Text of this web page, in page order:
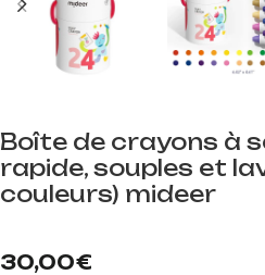
Boîte de crayons à
rapide, souples et
couleurs) mideer
30,00€